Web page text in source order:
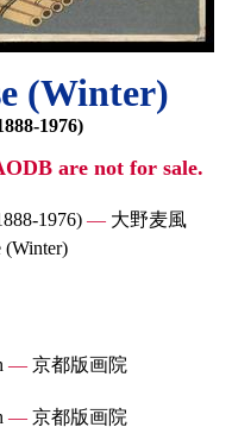
(Winter)
1976)
are not for sale.
1976) — 大野麦風
(Winter)
— 京都版画院
— 京都版画院